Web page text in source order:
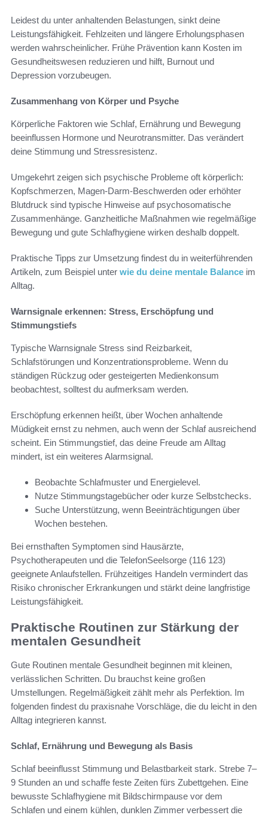
Leidest du unter anhaltenden Belastungen, sinkt deine
Leistungsfähigkeit. Fehlzeiten und längere Erholungsphasen
werden wahrscheinlicher. Frühe Prävention kann Kosten im
Gesundheitswesen reduzieren und hilft, Burnout und
Depression vorzubeugen.
Zusammenhang von Körper und Psyche
Körperliche Faktoren wie Schlaf, Ernährung und Bewegung
beeinflussen Hormone und Neurotransmitter. Das verändert
deine Stimmung und Stressresistenz.
Umgekehrt zeigen sich psychische Probleme oft körperlich:
Kopfschmerzen, Magen-Darm-Beschwerden oder erhöhter
Blutdruck sind typische Hinweise auf psychosomatische
Zusammenhänge. Ganzheitliche Maßnahmen wie regelmäßige
Bewegung und gute Schlafhygiene wirken deshalb doppelt.
Praktische Tipps zur Umsetzung findest du in weiterführenden
Artikeln, zum Beispiel unter wie du deine mentale Balance im
Alltag.
Warnsignale erkennen: Stress, Erschöpfung und
Stimmungstiefs
Typische Warnsignale Stress sind Reizbarkeit,
Schlafstörungen und Konzentrationsprobleme. Wenn du
ständigen Rückzug oder gesteigerten Medienkonsum
beobachtest, solltest du aufmerksam werden.
Erschöpfung erkennen heißt, über Wochen anhaltende
Müdigkeit ernst zu nehmen, auch wenn der Schlaf ausreichend
scheint. Ein Stimmungstief, das deine Freude am Alltag
mindert, ist ein weiteres Alarmsignal.
Beobachte Schlafmuster und Energielevel.
Nutze Stimmungstagebücher oder kurze Selbstchecks.
Suche Unterstützung, wenn Beeinträchtigungen über
Wochen bestehen.
Bei ernsthaften Symptomen sind Hausärzte,
Psychotherapeuten und die TelefonSeelsorge (116 123)
geeignete Anlaufstellen. Frühzeitiges Handeln vermindert das
Risiko chronischer Erkrankungen und stärkt deine langfristige
Leistungsfähigkeit.
Praktische Routinen zur Stärkung der
mentalen Gesundheit
Gute Routinen mentale Gesundheit beginnen mit kleinen,
verlässlichen Schritten. Du brauchst keine großen
Umstellungen. Regelmäßigkeit zählt mehr als Perfektion. Im
folgenden findest du praxisnahe Vorschläge, die du leicht in den
Alltag integrieren kannst.
Schlaf, Ernährung und Bewegung als Basis
Schlaf beeinflusst Stimmung und Belastbarkeit stark. Strebe 7–
9 Stunden an und schaffe feste Zeiten fürs Zubettgehen. Eine
bewusste Schlafhygiene mit Bildschirmpause vor dem
Schlafen und einem kühlen, dunklen Zimmer verbessert die